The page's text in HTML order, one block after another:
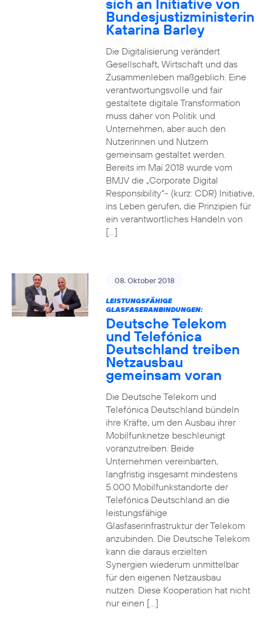
sich an Initiative von
Bundesjustizministerin
Katarina Barley
Die Digitalisierung verändert
Gesellschaft, Wirtschaft und das
Zusammenleben maßgeblich. Eine
verantwortungsvolle und fair
gestaltete digitale Transformation
muss daher von Politik und
Unternehmen, aber auch den
Nutzerinnen und Nutzern
gemeinsam gestaltet werden.
Bereits im Mai 2018 wurde vom
BMJV die „Corporate Digital
Responsibility“- (kurz: CDR) Initiative,
ins Leben gerufen, die Prinzipien für
ein verantwortliches Handeln von
[…]
08. Oktober 2018
LEISTUNGSFÄHIGE
GLASFASERANBINDUNGEN:
Deutsche Telekom
und Telefónica
Deutschland treiben
Netzausbau
gemeinsam voran
Die Deutsche Telekom und
Telefónica Deutschland bündeln
ihre Kräfte, um den Ausbau ihrer
Mobilfunknetze beschleunigt
voranzutreiben. Beide
Unternehmen vereinbarten,
langfristig insgesamt mindestens
5.000 Mobilfunkstandorte der
Telefónica Deutschland an die
leistungsfähige
Glasfaserinfrastruktur der Telekom
anzubinden. Die Deutsche Telekom
kann die daraus erzielten
Synergien wiederum unmittelbar
für den eigenen Netzausbau
nutzen. Diese Kooperation hat nicht
nur einen […]